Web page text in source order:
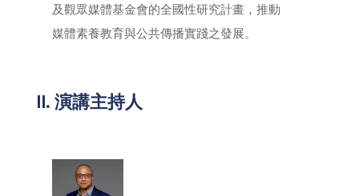
及觀眾媒體基金會的全國性研究計畫，推動
媒體素養教育與公共傳播實踐之發展。
II. 演講主持人